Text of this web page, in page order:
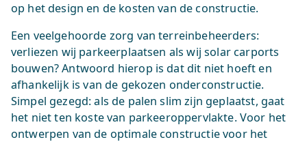
op het design en de kosten van de constructie.
Een veelgehoorde zorg van terreinbeheerders:
verliezen wij parkeerplaatsen als wij solar carports
bouwen? Antwoord hierop is dat dit niet hoeft en
afhankelijk is van de gekozen onderconstructie.
Simpel gezegd: als de palen slim zijn geplaatst, gaat
het niet ten koste van parkeeroppervlakte. Voor het
ontwerpen van de optimale constructie voor het